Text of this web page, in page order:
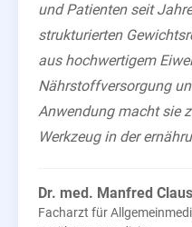
und Patienten seit
strukturierten
aus hochwertigem
Nährstoffversorgung
Anwendung macht sie
Werkzeug in der
Dr. med. Manfred
Facharzt für